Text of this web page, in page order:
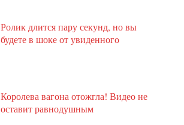
Ролик длится пару секунд, но вы
будете в шоке от увиденного
Королева вагона отожгла! Видео не
оставит равнодушным